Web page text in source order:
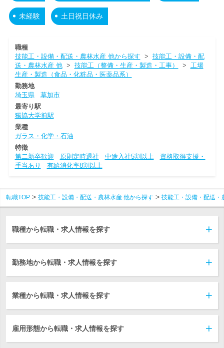
未経験 土日祝日休み
職種
技能工・設備・配送・農林水産 他から探す > 技能工・設備・配
送・農林水産 他> 技能工（整備・生産・製造・工事） > 工場
生産・製造（食品・化粧品・医薬品系）
勤務地
埼玉県
草加市
最寄り駅
獨協大学前駅
業種
ガラス・化学・石油
特徴
第二新卒歓迎
原則定時退社 中途入社5割以上
資格取得支援・
手当あり
有給消化率8割以上
転職TOP 技能工・設備・配送・農林水産 他から探す 技能工・設備・配送・
職種から転職・求人情報を探す
勤務地から転職・求人情報を探す
業種から転職・求人情報を探す
雇用形態から転職・求人情報を探す